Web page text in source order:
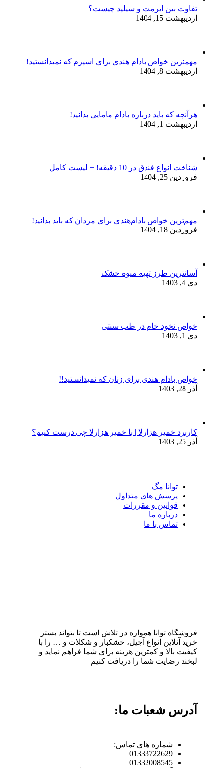
تفاوت بین ایرمت و سیلپد چیست؟
اردیبهشت 15, 1404
مهمترین خواص بادام هندی برای اسپرم که نمیدانستید!
اردیبهشت 8, 1404
هرآنچه که باید درباره بادام مامایی بدانید!
اردیبهشت 1, 1404
شناخت انواع فندق در 10 دقیقه! + لیست کامل
فروردین 25, 1404
مهم‌ترین خواص بادام‌هندی برای مردان که باید بدانید!
فروردین 18, 1404
آسانترین طرز تهیه میوه خشک
دی 4, 1403
خواص نخود خام در طب سنتی
دی 1, 1403
خواص بادام هندی برای زنان که نمیدانستید!!
آذر 28, 1403
کاربرد خمیر هزارلا | با خمیر هزارلا چی درست کنیم؟
آذر 25, 1403
توانا مگ
پرسش های متداول
قوانین و مقررات
درباره ما
تماس با ما
فروشگاه توانا همواره در تلاش است تا بتواند بستر
خرید آنلاین انواع آجیل، خشکبار و شکلات و … را با
کیفیت بالا و کمترین هزینه برای شما فراهم نماید و
لبخند رضایت شما را دریافت کنیم
آدرس شعبات ما:
شماره های تماس:
01333722629
01332008545